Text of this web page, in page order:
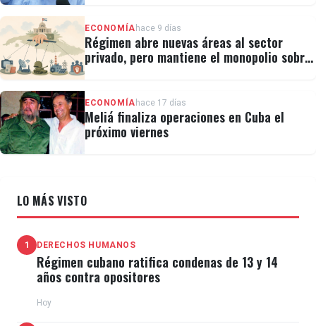
ECONOMÍA hace 9 días
Régimen abre nuevas áreas al sector
privado, pero mantiene el monopolio sobre
ECONOMÍA hace 17 días
Meliá finaliza operaciones en Cuba el
próximo viernes
LO MÁS VISTO
1 DERECHOS HUMANOS
Régimen cubano ratifica condenas de 13 y 14
años contra opositores
Hoy